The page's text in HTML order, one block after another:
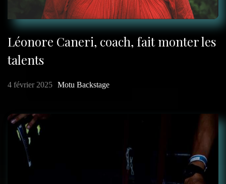
Léonore Caneri, coach, fait monter les
talents
4 février 2025 Motu Backstage